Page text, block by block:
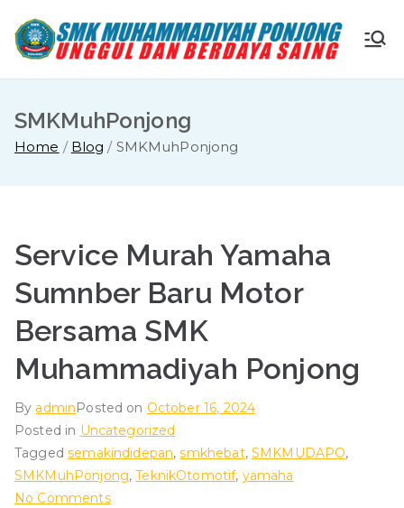
content
S
m
ad
Ungg
ul
SMKMuhPonjong
Home Blog SMKMuhPonjong
Service Murah Yamaha
Sumnber Baru Motor
Bersama SMK
Muhammadiyah Ponjong
By adminPosted on October 16, 2024
Posted in Uncategorized
Taggedsemakindidepan,smkhebat, SMKMUDAPO,
SMKMuhPonjong,TeknikOtomotif, yamaha
No Commentson